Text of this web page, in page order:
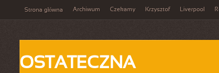
Strona główna Archiwum Czekamy Krzysztof Liverpool
OSTATECZNA